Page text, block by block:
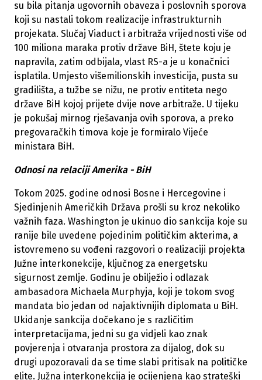
su bila pitanja ugovornih obaveza i poslovnih sporova
koji su nastali tokom realizacije infrastrukturnih
projekata. Slučaj Viaduct i arbitraža vrijednosti više od
100 miliona maraka protiv države BiH, štete koju je
napravila, zatim odbijala, vlast RS-a je u konačnici
isplatila. Umjesto višemilionskih investicija, pusta su
gradilišta, a tužbe se nižu, ne protiv entiteta nego
države BiH kojoj prijete dvije nove arbitraže. U tijeku
je pokušaj mirnog rješavanja ovih sporova, a preko
pregovaračkih timova koje je formiralo Vijeće
ministara BiH.
Odnosi na relaciji Amerika - BiH
Tokom 2025. godine odnosi Bosne i Hercegovine i
Sjedinjenih Američkih Država prošli su kroz nekoliko
važnih faza. Washington je ukinuo dio sankcija koje su
ranije bile uvedene pojedinim političkim akterima, a
istovremeno su vođeni razgovori o realizaciji projekta
Južne interkonekcije, ključnog za energetsku
sigurnost zemlje. Godinu je obilježio i odlazak
ambasadora Michaela Murphyja, koji je tokom svog
mandata bio jedan od najaktivnijih diplomata u BiH.
Ukidanje sankcija dočekano je s različitim
interpretacijama, jedni su ga vidjeli kao znak
povjerenja i otvaranja prostora za dijalog, dok su
drugi upozoravali da se time slabi pritisak na političke
elite. Južna interkonekcija je ocijenjena kao strateški